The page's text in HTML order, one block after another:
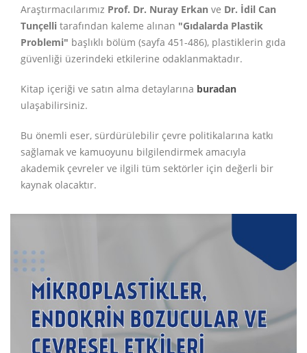
Araştırmacılarımız Prof. Dr. Nuray Erkan ve Dr. İdil Can
Tunçelli tarafından kaleme alınan "Gıdalarda Plastik
Problemi" başlıklı bölüm (sayfa 451-486), plastiklerin gıda
güvenliği üzerindeki etkilerine odaklanmaktadır.
Kitap içeriği ve satın alma detaylarına buradan
ulaşabilirsiniz.
Bu önemli eser, sürdürülebilir çevre politikalarına katkı
sağlamak ve kamuoyunu bilgilendirmek amacıyla
akademik çevreler ve ilgili tüm sektörler için değerli bir
kaynak olacaktır.